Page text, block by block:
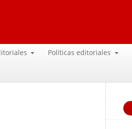
Políticas editoriales